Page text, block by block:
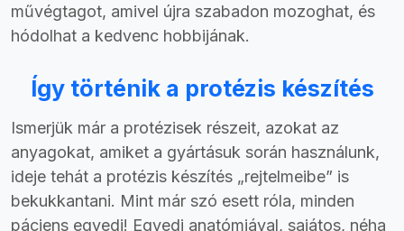
művégtagot, amivel újra szabadon mozoghat, és
hódolhat a kedvenc hobbijának.
Így történik a protézis készítés
Ismerjük már a protézisek részeit, azokat az
anyagokat, amiket a gyártásuk során használunk,
ideje tehát a protézis készítés „rejtelmeibe” is
bekukkantani. Mint már szó esett róla, minden
páciens egyedi! Egyedi anatómiával, sajátos, néha